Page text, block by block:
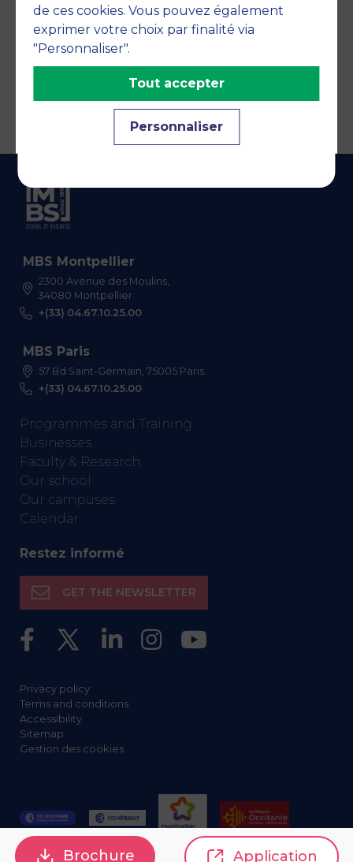
MBS Montpellier
2300 Avenue des Moulins,
34080 Montpellier
+(33) 04.67.10.25.00
MBS Paris
57 Bd Saint-Germain, 75005 Paris
+(33) 04.67.10.25.00
Programmes and Training
Businesses
Faculty & Research
Our school
Our campuses
Calendar
Restez informé
GET THE NEWSLETTER
Privacy policy
Terms and conditions
Accessibility
Sitemap
Gestion des cookies
de ces cookies. Vous pouvez également
exprimer votre choix par finalité via
"Personnaliser".
Personnaliser
Tout accepter
Brochure Application